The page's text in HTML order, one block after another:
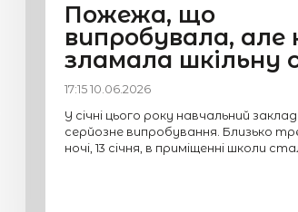
Пожежа, що
випробувала, але
зламала шкільну
17:15 10.06.2026
У січні цього року навчальний
серйозне випробування. Близько
ночі, 13 січня, в приміщенні школи